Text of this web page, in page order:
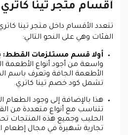
أقسام متجر تينا كاتري
تتعدد الأقسام داخل متجر تينا
الفئات وهي على النحو التالي:
أولا قسم مستلزمات القطط:
واسعة من أجود أنواع
الأطعمة الجافة وتعرف باسم
تشمل كود خصم تينا كاتري.
هذا بالإضافة إلى وجود
تتناسب مع أنواع متعددة من
الحليب وجميع هذه المنتجات
تجارية شهيرة في مجال إطعام